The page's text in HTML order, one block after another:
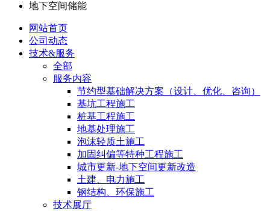
地下空间储能
网站首页
公司动态
技术&服务
全部
服务内容
节约型基础解决方案（设计、优化、咨询）
基坑工程施工
桩基工程施工
地基处理施工
泡沫轻质土施工
加固纠偏等特种工程施工
城市更新-地下空间更新改造
土建、电力施工
钢结构、环保施工
技术展厅